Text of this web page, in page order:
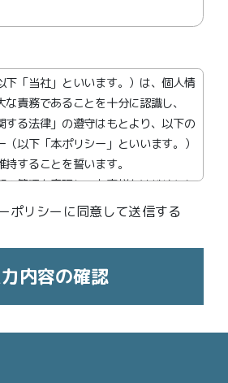
下「当社」といいます。）は、個人情
責務であることを十分に認識し、
する法律」の遵守はもとより、以下の
以下「本ポリシー」といいます。）
することを誓います。
の管理を実現し、お客様をはじめとし
以下「提供者」といいます。）への継
ついての考え方
報保護のための管理体制を確立すると
容について社内規定及び基準に従い、
重に取り扱います。
ポリシーに同意して送信する